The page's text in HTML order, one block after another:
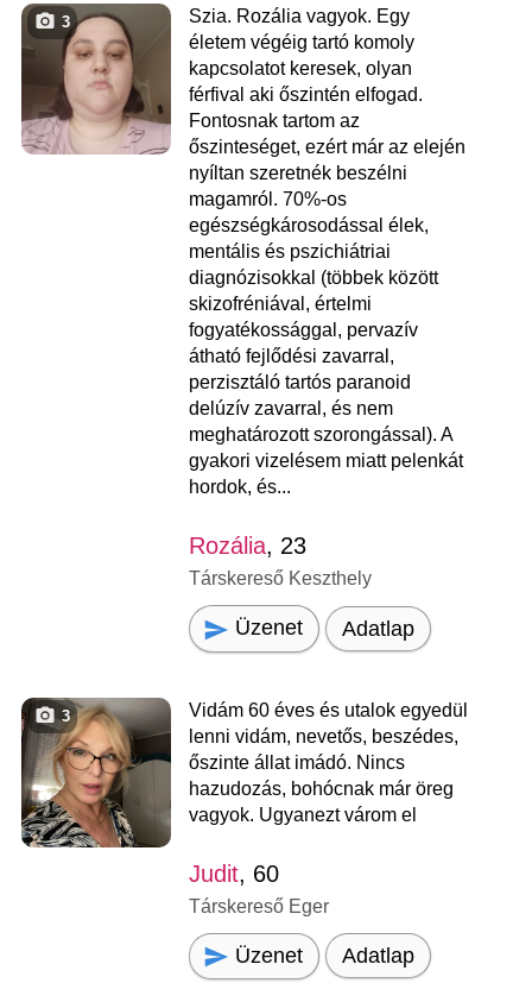
3
Szia. Rozália vagyok. Egy
életem végéig tartó komoly
kapcsolatot keresek, olyan
férfival aki őszintén elfogad.
Fontosnak tartom az
őszinteséget, ezért már az elején
nyíltan szeretnék beszélni
magamról. 70%-os
egészségkárosodással élek,
mentális és pszichiátriai
diagnózisokkal (többek között
skizofréniával, értelmi
fogyatékossággal, pervazív
átható fejlődési zavarral,
perzisztáló tartós paranoid
delúzív zavarral, és nem
meghatározott szorongással). A
gyakori vizelésem miatt pelenkát
hordok, és...
Rozália, 23
Társkereső Keszthely
Üzenet Adatlap
3
Vidám 60 éves és utalok egyedül
lenni vidám, nevetős, beszédes,
őszinte állat imádó. Nincs
hazudozás, bohócnak már öreg
vagyok. Ugyanezt várom el
Judit, 60
Társkereső Eger
Üzenet Adatlap